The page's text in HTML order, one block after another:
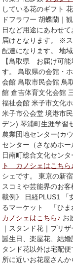
している花のギフト
ドフラワー 胡蝶蘭｜
日など用途にあわせ
届けとなります。 ※
配達になります。 地
【鳥取県 お届け可
す。 鳥取県の会館・
会館 鳥取市民会館 鳥
館 倉吉体育文化会館
福祉会館 米子市文化
米子市公会堂 境港市
デン) 琴浦町生涯学習
農業団地センター(カ
センター（さなめホ
日南町総合文化セン
ト カノシェはこちら
シェです。 東京の新
スコミや芸能界のお
載例》 日経PLUS1 「
るマーケット 「ひま
カノシェはこちら♪ お
｜スタンド花｜プリ
誕生日、楽屋花、結
タンド花以外は宅配
所に近いお花屋さん